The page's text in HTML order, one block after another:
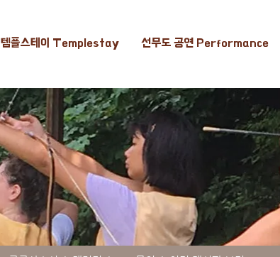
템플스테이 Templestay 선무도 공연 Performance